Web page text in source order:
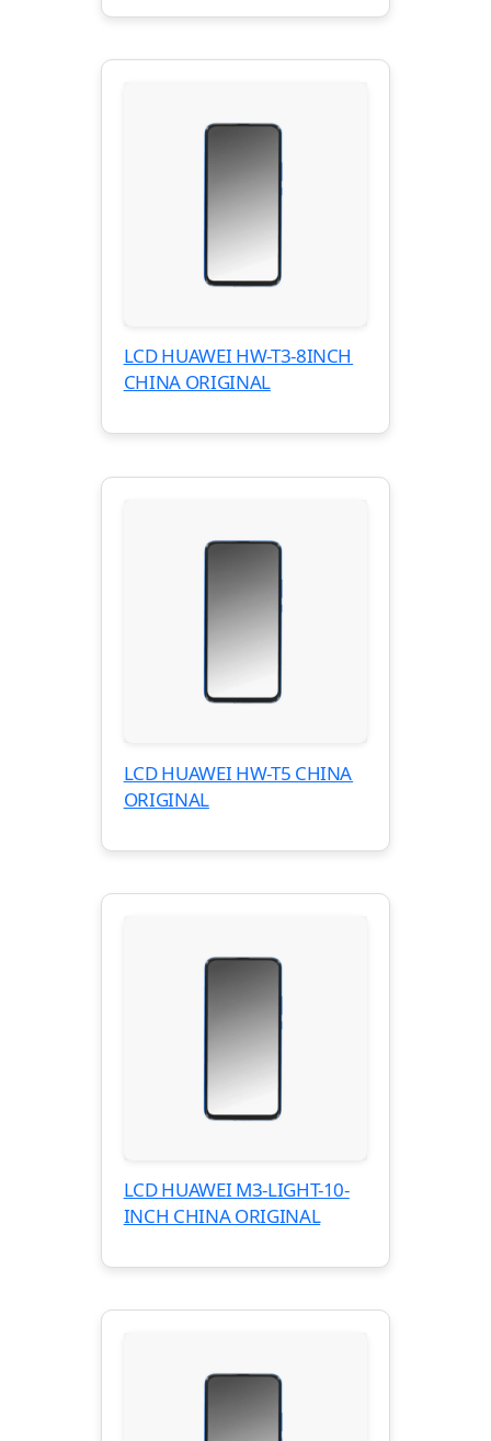
LCD HUAWEI HW-T3-8INCH
CHINA ORIGINAL
LCD HUAWEI HW-T5 CHINA
ORIGINAL
LCD HUAWEI M3-LIGHT-10-
INCH CHINA ORIGINAL